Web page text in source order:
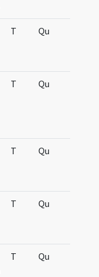
T Qu
T Qu
T Qu
T Qu
T Qu